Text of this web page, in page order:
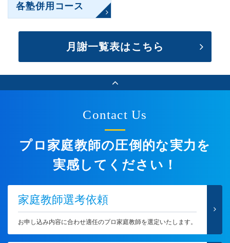
各塾併用コース
月謝一覧表はこちら
Contact Us
プロ家庭教師の圧倒的な実力を
実感してください！
家庭教師選考依頼
お申し込み内容に合わせ適任のプロ家庭教師を選定いたします。